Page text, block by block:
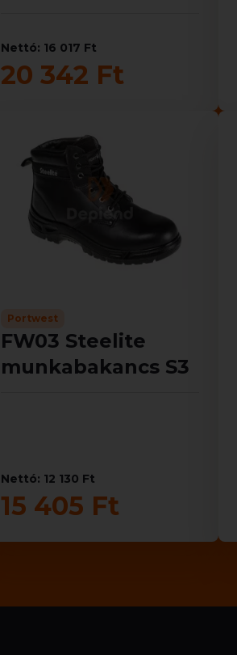
Nettó: 16 017 Ft
20 342 Ft
Portwest
FW03 Steelite
munkabakancs S3
Nettó: 12 130 Ft
15 405 Ft